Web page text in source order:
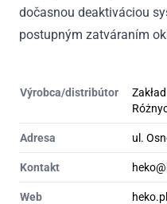
dočasnou deaktiváciou
postupným zatváraním
Výrobca/distribútor
Adresa ul.
Kontakt
Web heko.pl